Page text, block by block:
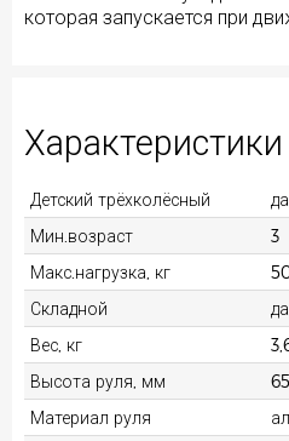
которая запускается при
Характеристики
Детский трёхколёсный
да
Мин.возраст
3
Макс.нагрузка, кг
Складной
да
Вес, кг
Высота руля, мм
Материал руля